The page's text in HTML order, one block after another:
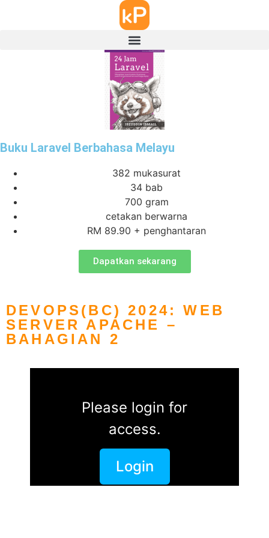
Buku Laravel Berbahasa Melayu
382 mukasurat
34 bab
700 gram
cetakan berwarna
RM 89.90 + penghantaran
Dapatkan sekarang
DEVOPS(BC) 2024: WEB
SERVER APACHE –
BAHAGIAN 2
Please login for
access.
Login